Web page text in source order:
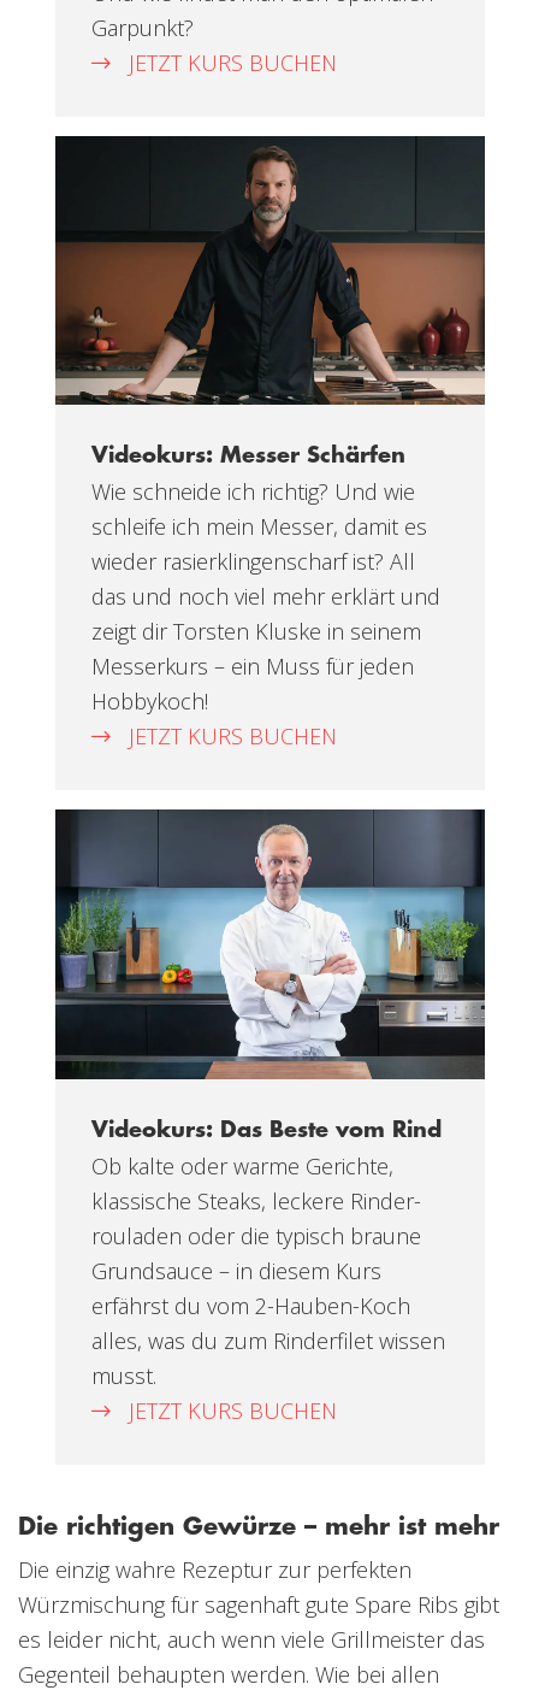
Garpunkt?
JETZT KURS BUCHEN
Videokurs: Messer Schärfen
Wie schneide ich richtig? Und wie
schleife ich mein Messer, damit es
wieder rasierklingenscharf ist? All
das und noch viel mehr erklärt und
zeigt dir Torsten Kluske in seinem
Messerkurs – ein Muss für jeden
Hobbykoch!
JETZT KURS BUCHEN
Videokurs: Das Beste vom Rind
Ob kalte oder warme Gerichte,
klassische Steaks, leckere Rinder-
rouladen oder die typisch braune
Grundsauce – in diesem Kurs
erfährst du vom 2-Hauben-Koch
alles, was du zum Rinderfilet wissen
musst.
JETZT KURS BUCHEN
Die richtigen Gewürze – mehr ist mehr
Die einzig wahre Rezeptur zur perfekten
Würzmischung für sagenhaft gute Spare Ribs gibt
es leider nicht, auch wenn viele Grillmeister das
Gegenteil behaupten werden. Wie bei allen